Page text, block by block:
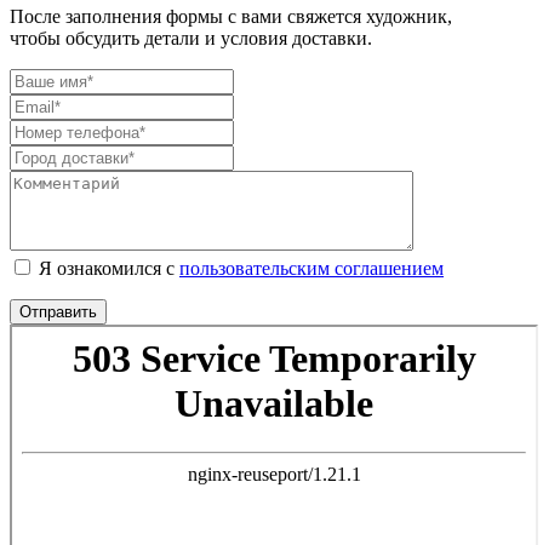
После заполнения формы с вами свяжется художник,
чтобы обсудить детали и условия доставки.
Я ознакомился с пользовательским соглашением